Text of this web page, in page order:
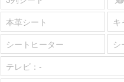
本革シート
キ
シートヒーター
シ
テレビ： -